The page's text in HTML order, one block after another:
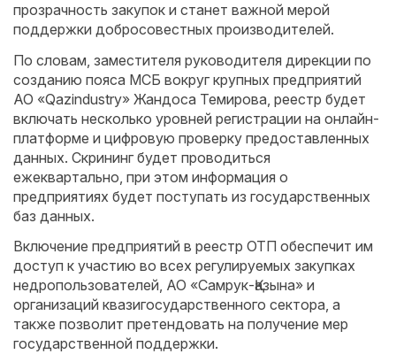
прозрачность закупок и станет важной мерой
поддержки добросовестных производителей.
По словам, заместителя руководителя дирекции по
созданию пояса МСБ вокруг крупных предприятий
АО «Qazindustry» Жандоса Темирова, реестр будет
включать несколько уровней регистрации на онлайн-
платформе и цифровую проверку предоставленных
данных. Скрининг будет проводиться
ежеквартально, при этом информация о
предприятиях будет поступать из государственных
баз данных.
Включение предприятий в реестр ОТП обеспечит им
доступ к участию во всех регулируемых закупках
недропользователей, АО «Самрук-Қазына» и
организаций квазигосударственного сектора, а
также позволит претендовать на получение мер
государственной поддержки.